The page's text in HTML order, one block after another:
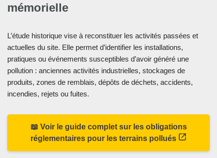
mémorielle
L’étude historique vise à reconstituer les activités passées et
actuelles du site. Elle permet d’identifier les installations,
pratiques ou événements susceptibles d’avoir généré une
pollution : anciennes activités industrielles, stockages de
produits, zones de remblais, dépôts de déchets, accidents,
incendies, rejets ou fuites.
📖 Voir le guide complet sur les obligations
réglementaires pour les terrains pollués